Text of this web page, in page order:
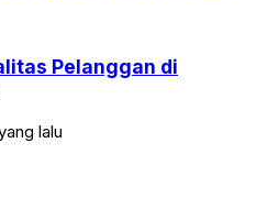
Pelanggan di
lalu